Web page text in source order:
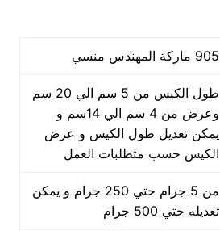
905 ماركة المهندس منسي
طول الكيس من 5 سم الي 20 سم
وعرض من 4 سم الي 14سم و
يمكن تعديل طول الكيس و عرض
الكيس حسب متطلبات العمل
من 5 جرام حتي 250 جرام و يمكن
تعديله حتي 500 جرام